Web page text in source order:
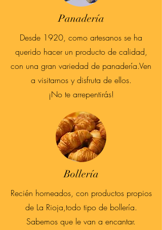
Panadería
Desde 1920, como artesanos se ha
querido hacer un producto de calidad,
con una gran variedad de panadería.Ven
a visitarnos y disfruta de ellos.
¡No te arrepentirás!
Bollería
Recién horneados, con productos propios
de La Rioja,todo tipo de bollería.
Sabemos que le van a encantar.